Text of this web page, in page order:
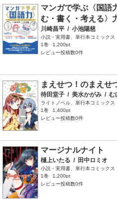
マンガで学ぶ〈国語
む・書く・考える〉
川崎昌平 / 小池陽慈
小説・実用書、単行本コミックス
1巻
1,200pt
レビュー投稿数0件
まえせつ！のまえせ
待田堂子 / 美水かがみ / む
ライトノベル、単行本コミックス
1巻
1,400pt
レビュー投稿数0件
マージナルナイト
樋上いたる / 田中ロミオ
小説・実用書、単行本コミックス
1巻
1,200pt
レビュー投稿数0件